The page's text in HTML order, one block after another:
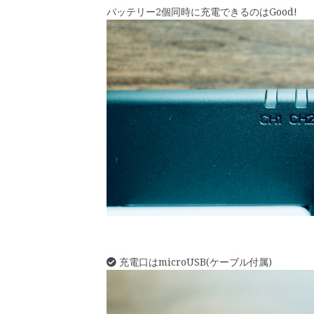
バッテリー2個同時に充電できるのはGood!
充電口はmicroUSB(ケーブル付属)